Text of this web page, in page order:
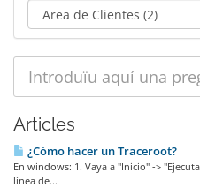
Articles
¿Cómo hacer un Traceroot?
En windows: 1. Vaya a "Inicio" ->
línea de...